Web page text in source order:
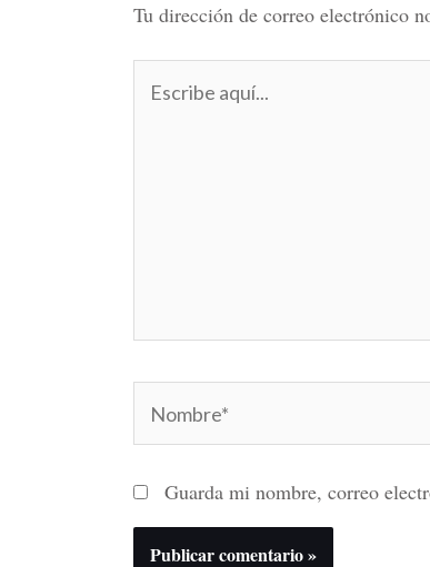
Tu dirección de correo electrónico
aquí...
Guarda mi nombre, correo